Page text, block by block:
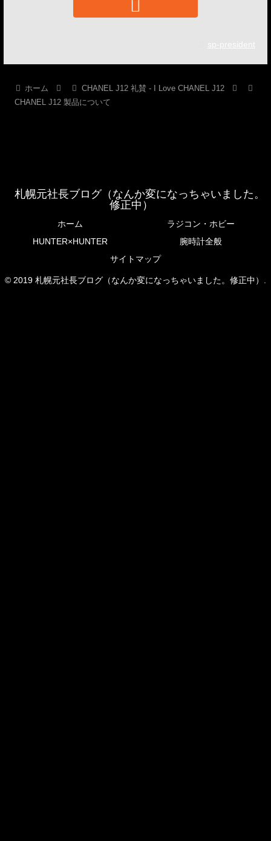
sp-president
ホーム
CHANEL J12 礼賛 - I Love CHANEL J12
CHANEL J12 製品について
札幌元社長ブログ（なんか変になっちゃいました。
修正中）
ホーム
ラジコン・ホビー
HUNTER×HUNTER
腕時計全般
サイトマップ
© 2019 札幌元社長ブログ（なんか変になっちゃいました。修正中）.